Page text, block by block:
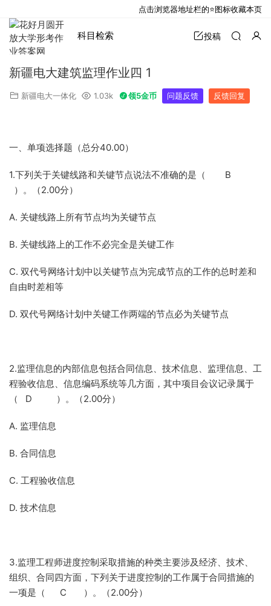
科目检索 投稿
新疆电大建筑监理作业四 1
新疆电大一体化 1.03k 领5金币 问题反馈 反馈回复
一、单项选择题（总分40.00）
1.下列关于关键线路和关键节点说法不准确的是（ B
）。（2.00分）
A. 关键线路上所有节点均为关键节点
B. 关键线路上的工作不必完全是关键工作
C. 双代号网络计划中以关键节点为完成节点的工作的总时差和
自由时差相等
D. 双代号网络计划中关键工作两端的节点必为关键节点
2.监理信息的内部信息包括合同信息、技术信息、监理信息、工
程验收信息、信息编码系统等几方面，其中项目会议记录属于
（ D ）。（2.00分）
A. 监理信息
B. 合同信息
C. 工程验收信息
D. 技术信息
3.监理工程师进度控制采取措施的种类主要涉及经济、技术、
组织、合同四方面，下列关于进度控制的工作属于合同措施的
一项是（ C ）。（2.00分）
点击浏览器地址栏的⭐图标收藏本页